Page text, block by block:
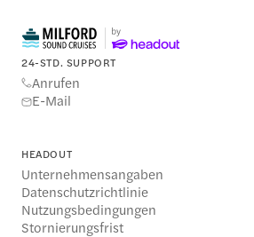
24-STD. SUPPORT
Anrufen
E-Mail
HEADOUT
Unternehmensangaben
Datenschutzrichtlinie
Nutzungsbedingungen
Stornierungsfrist